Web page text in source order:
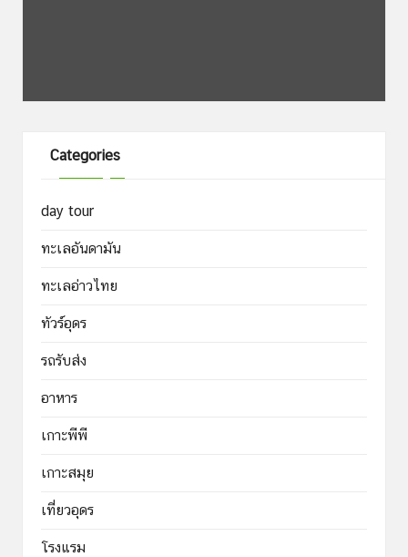
Categories
day tour
ทะเลอันดามัน
ทะเลอ่าวไทย
ทัวร์อุดร
รถรับส่ง
อาหาร
เกาะพีพี
เกาะสมุย
เที่ยวอุดร
โรงแรม